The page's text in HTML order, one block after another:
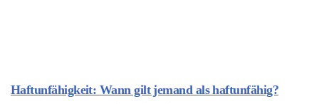
Haftunfähigkeit: Wann gilt jemand als haftunfähig?